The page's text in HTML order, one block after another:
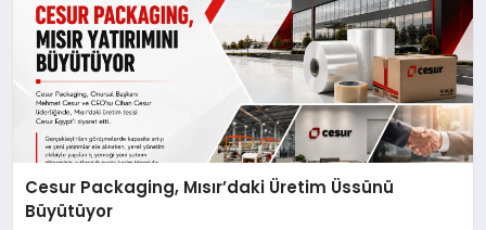
Cesur Packaging, Mısır’daki Üretim Üssünü
Büyütüyor